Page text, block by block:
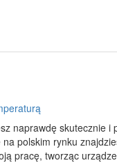
naprawdę skutecznie
polskim rynku
pracę, tworząc